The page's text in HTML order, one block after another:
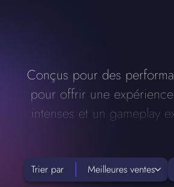
Conçus pour des
pour offrir une
intenses et un gameplay
Trier par Meilleures ventes